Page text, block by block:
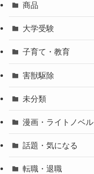
商品
大学受験
子育て・教育
害獣駆除
未分類
漫画・ライトノベル
話題・気になる
転職・退職